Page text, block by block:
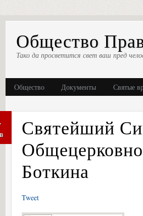
Общество
Тако да просветится свет ваш пред
Общество Документы Святые
Святейший
Боткина
Tweet